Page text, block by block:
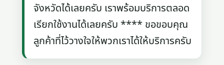
จังหวัดได้เลยครับ เราพร้อมบริการตลอด
เรียกใช้งานได้เลยครับ **** ขอขอบคุณ
ลูกค้าที่ไว้วางใจให้พวกเราได้ให้บริการครับ